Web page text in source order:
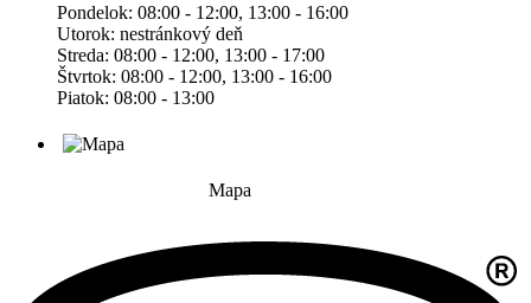
Pondelok: 08:00 - 12:00, 13:00 - 16:00
Utorok: nestránkový deň
Streda: 08:00 - 12:00, 13:00 - 17:00
Štvrtok: 08:00 - 12:00, 13:00 - 16:00
Piatok: 08:00 - 13:00
Mapa